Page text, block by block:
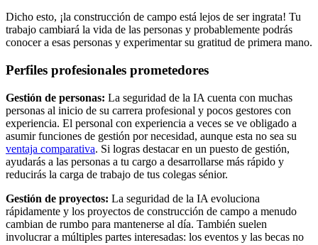
Dicho esto, ¡la construcción de campo está lejos de ser ingrata! Tu
trabajo cambiará la vida de las personas y probablemente podrás
conocer a esas personas y experimentar su gratitud de primera mano.
Perfiles profesionales prometedores
Gestión de personas: La seguridad de la IA cuenta con muchas
personas al inicio de su carrera profesional y pocos gestores con
experiencia. El personal con experiencia a veces se ve obligado a
asumir funciones de gestión por necesidad, aunque esta no sea su
ventaja comparativa. Si logras destacar en un puesto de gestión,
ayudarás a las personas a tu cargo a desarrollarse más rápido y
reducirás la carga de trabajo de tus colegas sénior.
Gestión de proyectos: La seguridad de la IA evoluciona
rápidamente y los proyectos de construcción de campo a menudo
cambian de rumbo para mantenerse al día. También suelen
involucrar a múltiples partes interesadas: los eventos y las becas no